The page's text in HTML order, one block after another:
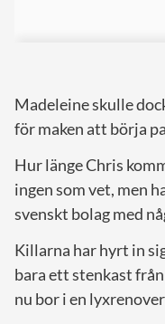
Madeleine skulle
för maken att börja
Hur länge Chris
ingen som vet, men
svenskt bolag med
Killarna har hyrt in
bara ett stenkast
nu bor i en